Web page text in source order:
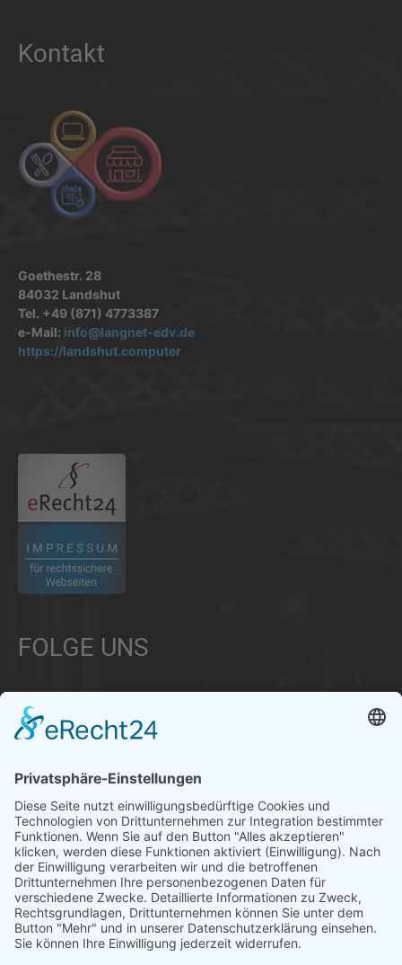
Kontakt
Goethestr. 28
84032 Landshut
Tel. +49 (871) 4773387
e-Mail: info@langnet-edv.de
https://landshut.computer
FOLGE UNS
Informationen aus Politik – Wirtschaft – Kultur – Umwelt –
Gesellschaft - Polizei und Feuerwehr – für die Region Bayern
Als regionales Unternehmen sind wir für Sie der direkte
Ansprechpartner, wenn es um die Online-Vermarktung Ihrer
Produkte und Dienstleistungen geht. Wir würden gerne für
Sie diese Aufgabe übernehmen.